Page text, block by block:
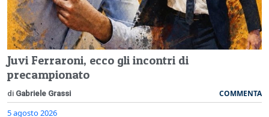
Juvi Ferraroni, ecco gli incontri di
precampionato
di Gabriele Grassi COMMENTA
5 agosto 2026